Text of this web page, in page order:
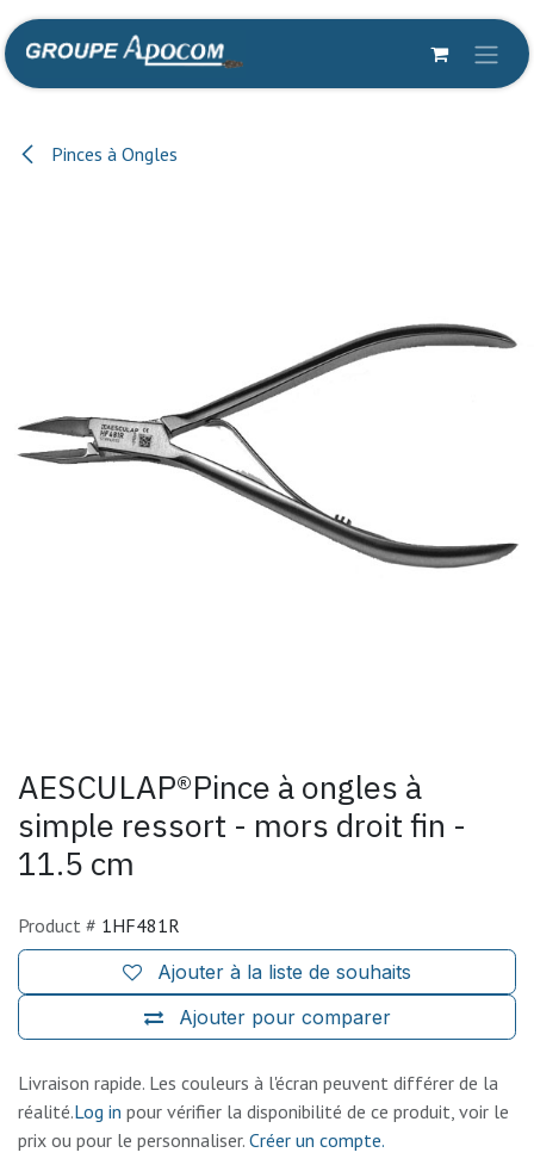
Se rendre au contenu
Pinces à Ongles
AESCULAP®Pince à ongles à
simple ressort - mors droit fin -
11.5 cm
Product # 1HF481R
Ajouter pour comparer
Ajouter à la liste de souhaits
Livraison rapide. Les couleurs à l'écran peuvent différer de la
réalité.Log in pour vérifier la disponibilité de ce produit, voir le
prix ou pour le personnaliser. Créer un compte.